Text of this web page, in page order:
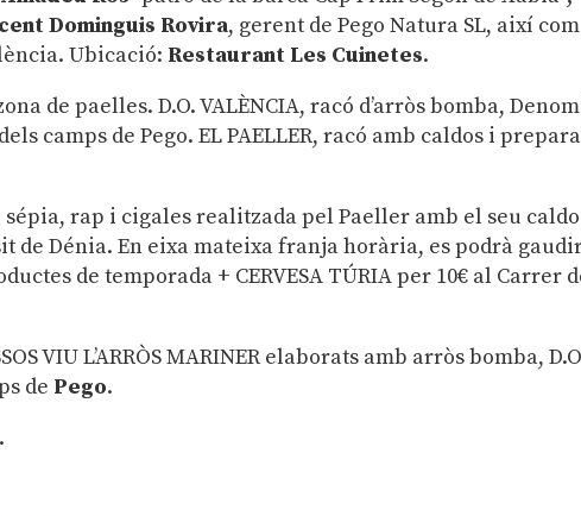
Dominguis Rovira, gerent de Pego Natura SL, així com
Ubicació: Restaurant Les Cuinetes.
de paelles. D.O. VALÈNCIA, racó d’arròs bomba,
camps de Pego. EL PAELLER, racó amb caldos i
sépia, rap i cigales realitzada pel Paeller amb el seu
de Dénia. En eixa mateixa franja horària, es podrà
de temporada + CERVESA TÚRIA per 10€ al Carrer
VIU L’ARRÒS MARINER elaborats amb arròs bomba,
de Pego.